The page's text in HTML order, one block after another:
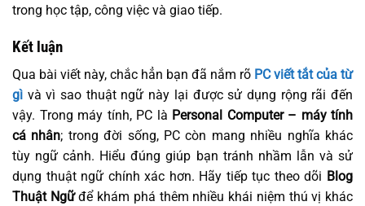
trong học tập, công việc và giao tiếp.
Kết luận
Qua bài viết này, chắc hẳn bạn đã nắm rõ PC viết tắt của từ
gì và vì sao thuật ngữ này lại được sử dụng rộng rãi đến
vậy. Trong máy tính, PC là Personal Computer – máy tính
cá nhân; trong đời sống, PC còn mang nhiều nghĩa khác
tùy ngữ cảnh. Hiểu đúng giúp bạn tránh nhầm lẫn và sử
dụng thuật ngữ chính xác hơn. Hãy tiếp tục theo dõi Blog
Thuật Ngữđể khám phá thêm nhiều khái niệm thú vị khác